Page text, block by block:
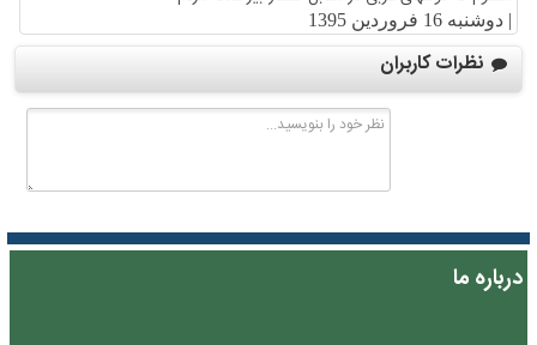
دوشنبه 16 فروردین 1395
نظرات کاربران
درباره ما